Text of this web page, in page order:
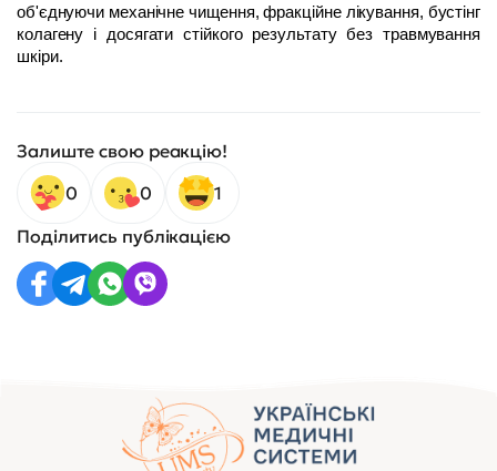
об'єднуючи механічне чищення, фракційне лікування, бустінг
колагену і досягати стійкого результату без травмування
шкіри.
Залиште свою реакцію!
0
0
1
Поділитись публікацією